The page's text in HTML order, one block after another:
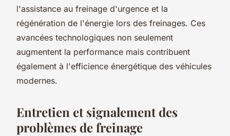
l'assistance au freinage d'urgence et la
régénération de l'énergie lors des freinages. Ces
avancées technologiques non seulement
augmentent la performance mais contribuent
également à l'efficience énergétique des véhicules
modernes.
Entretien et signalement des
problèmes de freinage